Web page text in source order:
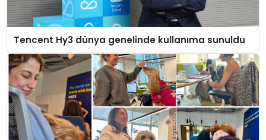
Tencent Hy3 dünya genelinde kullanıma sunuldu